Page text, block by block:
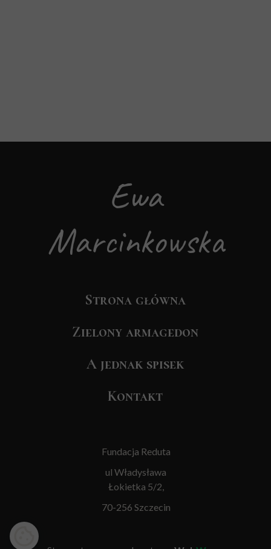
Ewa
Marcinkowska
Strona główna
Zielony armagedon
A jednak spisek
Kontakt
Fundacja Reduta
ul Władysława
Łokietka 5/2,
70-256 Szczecin